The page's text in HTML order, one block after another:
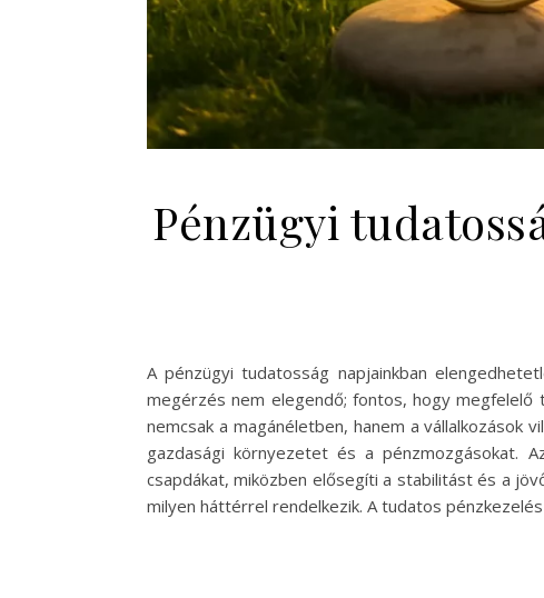
Pénzügyi
A pénzügyi tudatosság napjainkban
megérzés nem elegendő; fontos, hogy megfelelő
nemcsak a magánéletben, hanem a
gazdasági környezetet és a pénzmozgásokat.
csapdákat, miközben elősegíti a stabilitást és a
milyen háttérrel rendelkezik. A tudatos